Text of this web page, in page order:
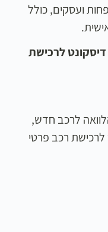
ועסקים, כולל
דיסקונט לרכישת
לרכב חדש,
רכב פרטי